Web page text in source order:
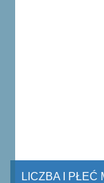
LICZBA I PŁEĆ